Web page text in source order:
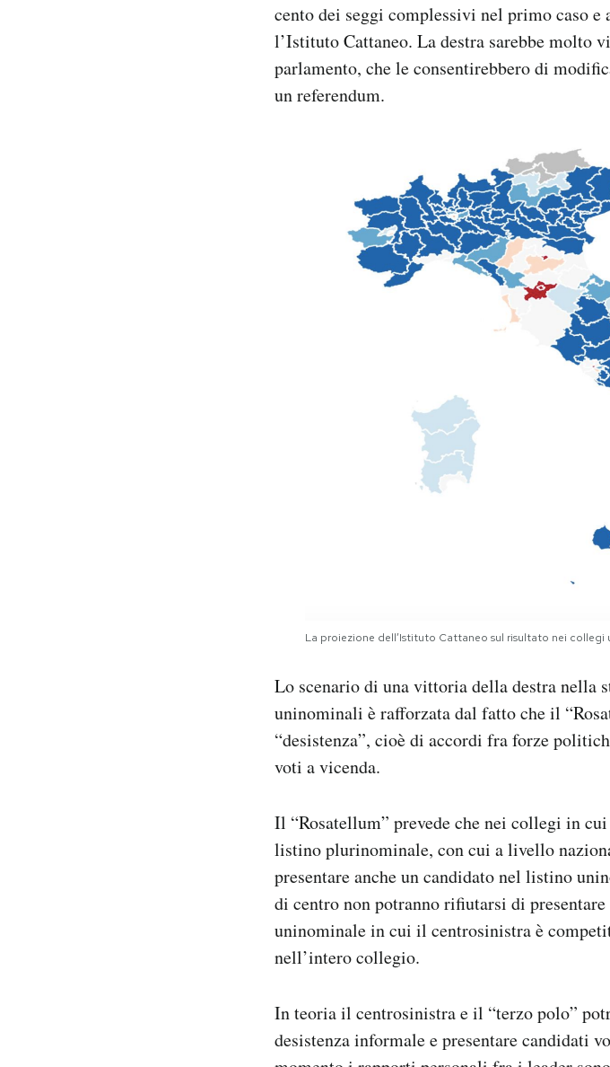
cento dei seggi complessivi nel primo caso e
l’Istituto Cattaneo. La destra sarebbe molto
parlamento, che le consentirebbero di
un referendum.
La proiezione dell’Istituto Cattaneo sul risultato nei collegi
Lo scenario di una vittoria della destra nella
uninominali è rafforzata dal fatto che il
“desistenza”, cioè di accordi fra forze
voti a vicenda.
Il “Rosatellum” prevede che nei collegi in
listino plurinominale, con cui a livello
presentare anche un candidato nel listino
di centro non potranno rifiutarsi di
uninominale in cui il centrosinistra è
nell’intero collegio.
In teoria il centrosinistra e il “terzo polo”
desistenza informale e presentare candidati